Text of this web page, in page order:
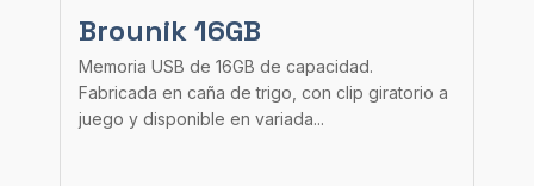
Brounik 16GB
Memoria USB de 16GB de capacidad.
Fabricada en caña de trigo, con clip giratorio a
juego y disponible en variada...